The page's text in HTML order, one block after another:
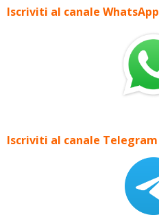
Iscriviti al canale WhatsApp
Iscriviti al canale Telegram